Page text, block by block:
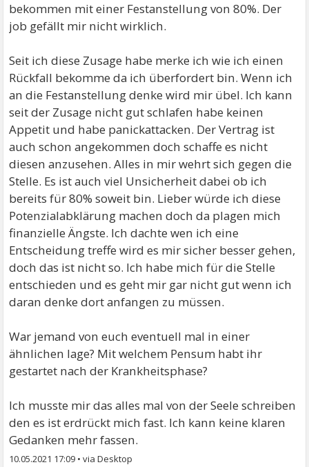
bekommen mit einer Festanstellung von 80%. Der
job gefällt mir nicht wirklich.
Seit ich diese Zusage habe merke ich wie ich einen
Rückfall bekomme da ich überfordert bin. Wenn ich
an die Festanstellung denke wird mir übel. Ich kann
seit der Zusage nicht gut schlafen habe keinen
Appetit und habe panickattacken. Der Vertrag ist
auch schon angekommen doch schaffe es nicht
diesen anzusehen. Alles in mir wehrt sich gegen die
Stelle. Es ist auch viel Unsicherheit dabei ob ich
bereits für 80% soweit bin. Lieber würde ich diese
Potenzialabklärung machen doch da plagen mich
finanzielle Ängste. Ich dachte wen ich eine
Entscheidung treffe wird es mir sicher besser gehen,
doch das ist nicht so. Ich habe mich für die Stelle
entschieden und es geht mir gar nicht gut wenn ich
daran denke dort anfangen zu müssen.
War jemand von euch eventuell mal in einer
ähnlichen lage? Mit welchem Pensum habt ihr
gestartet nach der Krankheitsphase?
Ich musste mir das alles mal von der Seele schreiben
den es ist erdrückt mich fast. Ich kann keine klaren
Gedanken mehr fassen.
10.05.2021 17:09 •